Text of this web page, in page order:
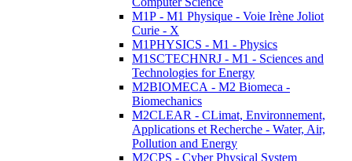
M1P - M1 Physique - Voie Irène Joliot
Curie - X
M1PHYSICS - M1 - Physics
M1SCTECHNRJ - M1 - Sciences and
Technologies for Energy
M2BIOMECA - M2 Biomeca -
Biomechanics
M2CLEAR - CLimat, Environnement,
Applications et Recherche - Water, Air,
Pollution and Energy
M2CPS - Cyber Physical System